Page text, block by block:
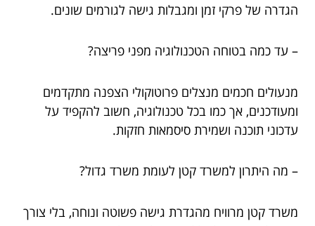
הגדרה של פרקי זמן ומגבלות גישה לגורמים שונים.
– עד כמה בטוחה הטכנולוגיה מפני פריצה?
מנעולים חכמים מנצלים פרוטוקולי הצפנה מתקדמים
ומעודכנים, אך כמו בכל טכנולוגיה, חשוב להקפיד על
עדכוני תוכנה ושמירת סיסמאות חזקות.
– מה היתרון למשרד קטן לעומת משרד גדול?
משרד קטן מרוויח מהגדרת גישה פשוטה ונוחה, בלי צורך